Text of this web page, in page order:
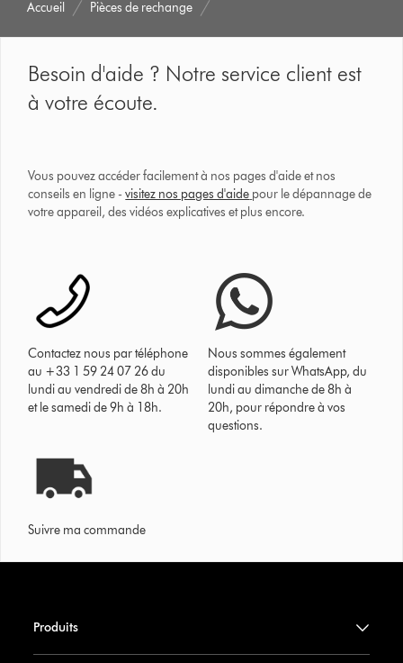
Accueil Pièces de rechange
Besoin d'aide ? Notre service client est
à votre écoute.
Vous pouvez accéder facilement à nos pages d'aide et nos
conseils en ligne -visitez nos pages d'aide pour le dépannage de
votre appareil, des vidéos explicatives et plus encore.
Contactez nous par téléphone
au +33 1 59 24 07 26 du
lundi au vendredi de 8h à 20h
et le samedi de 9h à 18h.
Nous sommes également
disponibles sur WhatsApp, du
lundi au dimanche de 8h à
20h, pour répondre à vos
questions.
Suivre ma commande
Produits